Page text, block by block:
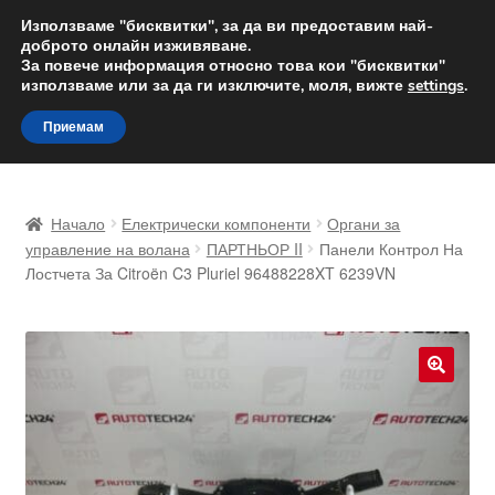
ДОСТАВКА от 12 лв.
Доставка по целия свят
Skip
to
navigation
Skip
to
content
Доставка по целия свят
Количка
Контакт
Начало Електрически компоненти
Органи за
управление на волана
ПАРТНЬОР II
Панели Контрол На
Лостчета За Citroën C3 Pluriel 96488228XT 6239VN
Използваме "бисквитки", за да ви предоставим най-
доброто онлайн изживяване.
За повече информация относно това кои "бисквитки"
използваме или за да ги изключите, моля, вижте settings.
Приемам